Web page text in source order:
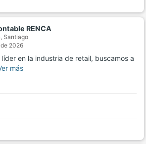
RENCA
Santiago
2026
en la industria de retail, buscamos a
más